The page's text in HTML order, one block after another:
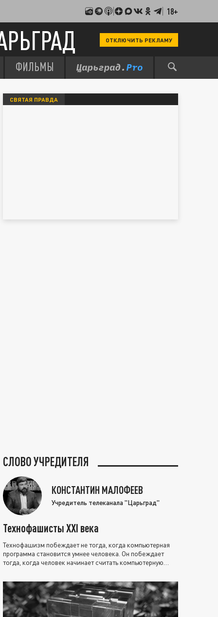
18+
ОТКЛЮЧИТЬ РЕКЛАМУ
ФИЛЬМЫ
СВЯТАЯ ПРАВДА
СЛОВО УЧРЕДИТЕЛЯ
КОНСТАНТИН МАЛОФЕЕВ
Учредитель телеканала "Царьград"
Технофашисты XXI века
Технофашизм побеждает не тогда, когда компьютерная
программа становится умнее человека. Он побеждает
тогда, когда человек начинает считать компьютерную